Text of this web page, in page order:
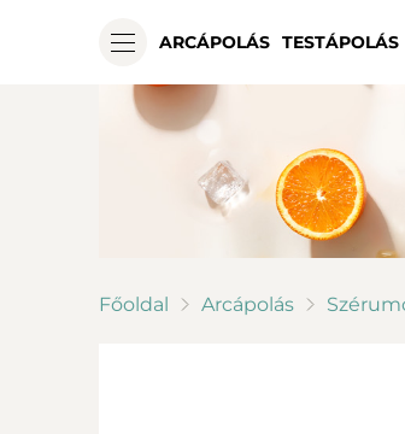
ARCÁPOLÁS TESTÁPOLÁS
Főoldal Arcápolás